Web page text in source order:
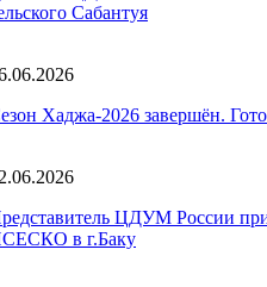
Сабантуя
Хаджа-2026 завершён.
ЦДУМ России
в г.Баку